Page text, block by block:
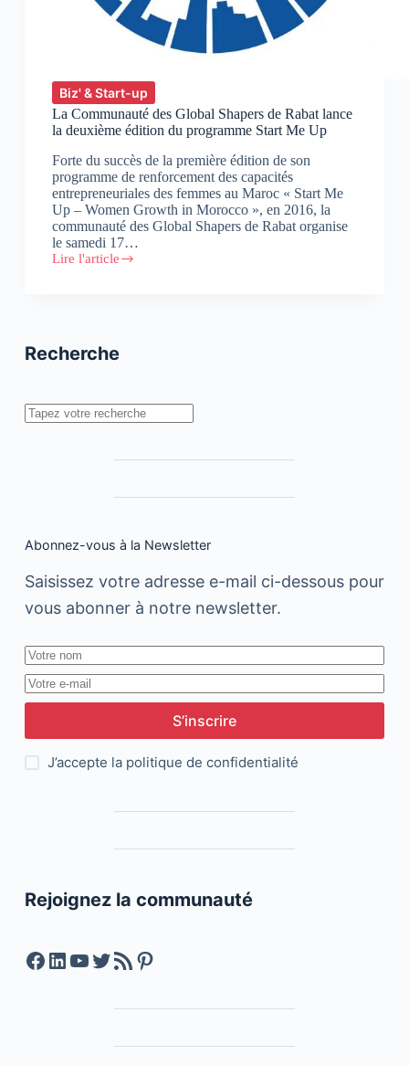
Biz' & Start-up
La Communauté des Global Shapers de Rabat lance
la deuxième édition du programme Start Me Up
Forte du succès de la première édition de son
programme de renforcement des capacités
entrepreneuriales des femmes au Maroc « Start Me
Up – Women Growth in Morocco », en 2016, la
communauté des Global Shapers de Rabat organise
le samedi 17…
Lire l'article
La
Rabat
deuxième
édition
Recherche
Rechercher
Abonnez-vous à la Newsletter
Saisissez votre adresse e-mail ci-dessous pour
vous abonner à notre newsletter.
S’inscrire
J’accepte la politique de confidentialité
Rejoignez la communauté
Facebook
LinkedIn
YouTube
Twitter
Feed RSSPinterest